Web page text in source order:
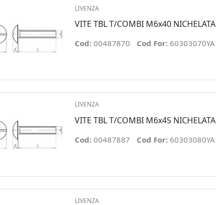
LIVENZA
VITE TBL T/COMBI M6x40 NICHELATA
Cod: 00487870 Cod For: 60303070YA
LIVENZA
VITE TBL T/COMBI M6x45 NICHELATA
Cod: 00487887 Cod For: 60303080YA
LIVENZA